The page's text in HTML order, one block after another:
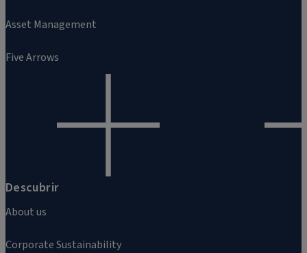
Asset Management
Five Arrows
Descubrir
About us
Corporate Sustainability